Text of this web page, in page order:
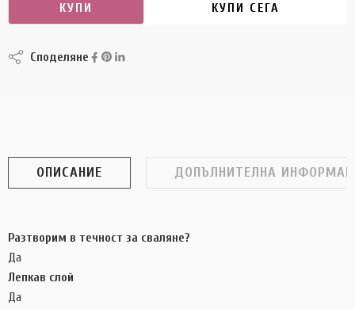
КУПИ КУПИ СЕГА
Споделяне
ОПИСАНИЕ ДОПЪЛНИТЕЛНА
Разтворим в течност за сваляне?
Да
Лепкав слой
Да